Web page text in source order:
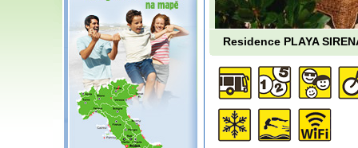
Residence PLAYA